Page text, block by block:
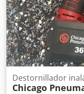
Destornillador
Chicago